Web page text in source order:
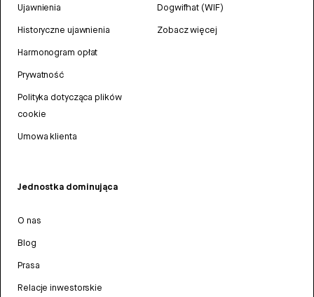
Ujawnienia
Historyczne ujawnienia
Harmonogram opłat
Prywatność
Polityka dotycząca plików
cookie
Umowa klienta
Dogwifhat (WIF)
Zobacz więcej
Jednostka dominująca
O nas
Blog
Prasa
Relacje inwestorskie